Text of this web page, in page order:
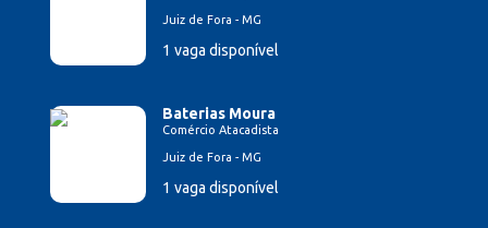
Juiz de Fora - MG
1 vaga disponível
Baterias Moura
Comércio Atacadista
Juiz de Fora - MG
1 vaga disponível